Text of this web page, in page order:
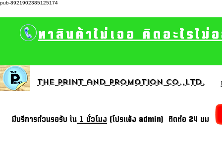
pub-8921902385125174
หาสินค้าไม่เจอ คิดอะไรไ
The print and promotion CO.,Ltd.
มีบรีการด่วนรอรับ ใน 1 ชั่วโมง (โปรแจ้ง admin) ติดต่อ 24 ชม